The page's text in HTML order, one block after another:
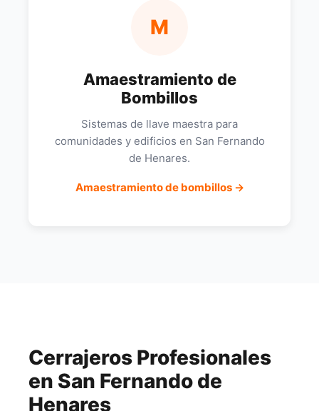
M
Amaestramiento de
Bombillos
Sistemas de llave maestra para
comunidades y edificios en San Fernando
de Henares.
Amaestramiento de bombillos →
Cerrajeros Profesionales
en San Fernando de
Henares